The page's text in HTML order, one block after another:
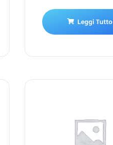
Leggi Tutto